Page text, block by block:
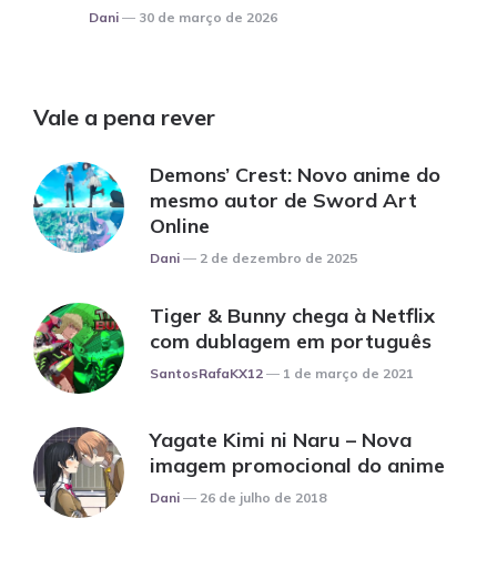
Posted
Dani 30 de março de 2026
Vale a pena rever
Demons’ Crest: Novo anime do
mesmo autor de Sword Art
Online
Posted
Dani 2 de dezembro de 2025
Tiger & Bunny chega à Netflix
com dublagem em português
Posted
SantosRafaKX12 1 de março de 2021
Yagate Kimi ni Naru – Nova
imagem promocional do anime
Posted
Dani 26 de julho de 2018